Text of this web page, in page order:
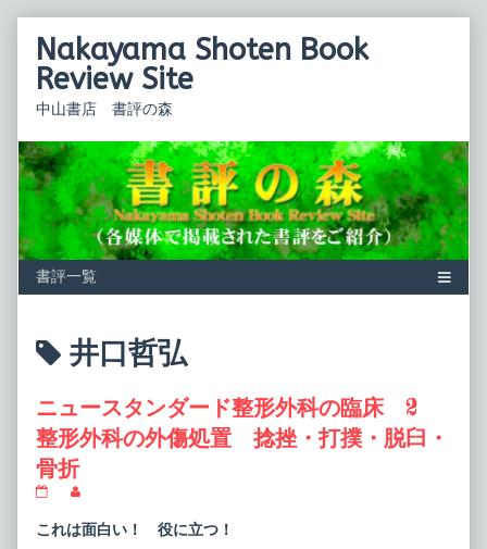
contentNakayama Shoten Book
Review Site
中山書店 書評の森
Posts
tagged
井口哲弘
ニュースタンダード整形外科の臨床 2
整形外科の外傷処置 捻挫・打撲・脱臼・
骨折
ー
ス
posts
by
これは面白い！ 役に立つ！